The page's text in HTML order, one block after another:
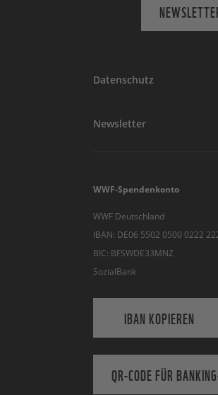
Datenschutz
Newsletter
WWF-Spendenkonto
WWF Deutschland
IBAN: DE06 5502 0500 0222
BIC: BFSWDE33MNZ
SozialBank
IBAN KOPIEREN
QR-CODE FÜR